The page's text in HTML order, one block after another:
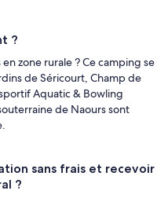
?
zone rurale ? Ce camping se
de Séricourt, Champ de
Aquatic & Bowling
de Naours sont
sans frais et recevoir
?